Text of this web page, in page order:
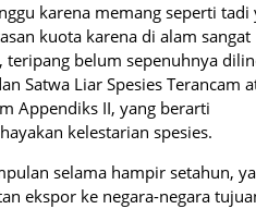
karena memang seperti tadi
kuota karena di alam sangat
teripang belum sepenuhnya
Satwa Liar Spesies Terancam
Appendiks II, yang berarti
kelestarian spesies.
selama hampir setahun,
ekspor ke negara-negara